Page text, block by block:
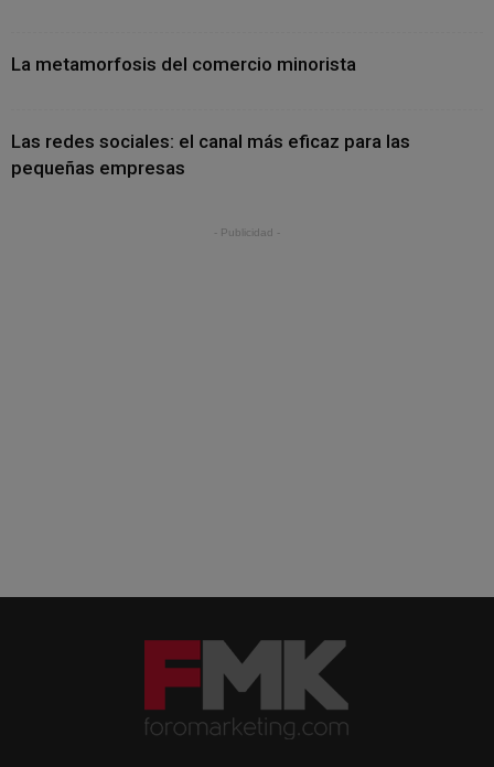
La metamorfosis del comercio minorista
Las redes sociales: el canal más eficaz para las
pequeñas empresas
- Publicidad -